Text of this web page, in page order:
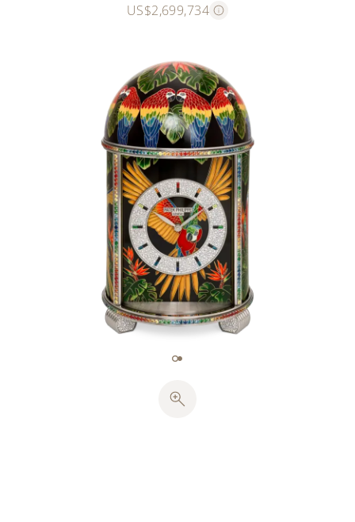
此款孤品时计采用大明火掐丝珐琅工艺，再现金刚鹦鹉
比效果，以及珍贵宝石与彩色珐琅的熠熠光芒，栩栩刻
画出满蕴异域风情的迷人景象，臻呈于百达翡丽首款镶
嵌珍贵宝石的座钟杰作之中。
鹦鹉的轮廓、其羽毛的繁复纹理以及“天堂鸟”鹤望兰的
叶片与花朵，共使用长约20.75米（重约39克）的金线
勾勒而成。为呈现鹦鹉羽毛的闪亮色泽与植物的细微特
质，珐琅师需运用48种不同颜色的珐琅，以不透明珐
琅为主，辅以半透明或透明珐琅，以及4种颜色的微绘
珐琅工艺。每枚珐琅片均需在800至820摄氏度的高温
下煅烧8至10次。
小时刻度环以雪花镶嵌工艺密镶1,140颗璀璨钻石（约
13.82克拉），缀以24枚长形立体时标，其中包括12颗
（约0.48克拉）。钟盘中心采用掐丝珐琅装饰，摹画金
刚鹦鹉于空中翱翔的姿态。钟壳镶饰225颗彩色蓝宝石
US$2,699,734